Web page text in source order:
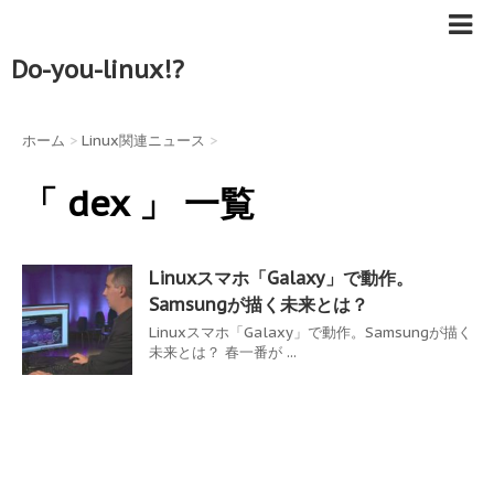
Do-you-linux!?
ホーム > Linux関連ニュース >
「 dex 」 一覧
Linuxスマホ「Galaxy」で動作。
Samsungが描く未来とは？
Linuxスマホ「Galaxy」で動作。Samsungが描く
未来とは？ 春一番が ...